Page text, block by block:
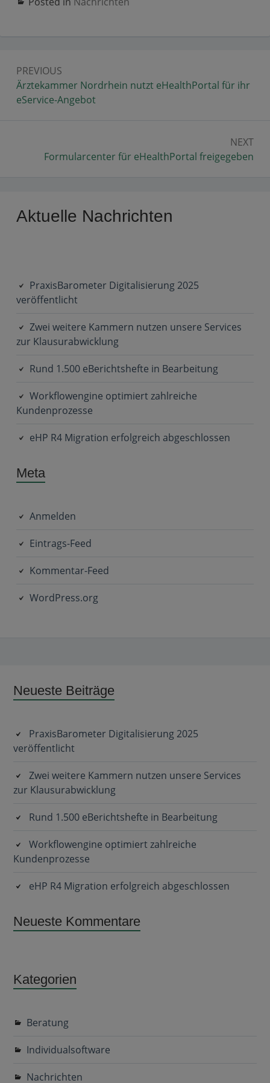
PREVIOUS
Previous:
Ärztekammer Nordrhein nutzt eHealthPortal für ihr
eService-Angebot
NEXT
Next:
Formularcenter für eHealthPortal freigegeben
Primary
Aktuelle Nachrichten
PraxisBarometer Digitalisierung 2025
veröffentlicht
Zwei weitere Kammern nutzen unsere Services
zur Klausurabwicklung
Rund 1.500 eBerichtshefte in Bearbeitung
Workflowengine optimiert zahlreiche
Kundenprozesse
eHP R4 Migration erfolgreich abgeschlossen
Meta
Anmelden
Eintrags-Feed
Kommentar-Feed
WordPress.org
Subsidiary
Neueste Beiträge
PraxisBarometer Digitalisierung 2025
veröffentlicht
Zwei weitere Kammern nutzen unsere Services
zur Klausurabwicklung
Rund 1.500 eBerichtshefte in Bearbeitung
Workflowengine optimiert zahlreiche
Kundenprozesse
eHP R4 Migration erfolgreich abgeschlossen
Neueste Kommentare
Kategorien
Beratung
Individualsoftware
Nachrichten